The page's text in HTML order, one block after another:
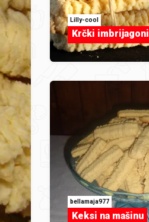
Lilly-cool
Krčki imbrijagoni
bellamaja977
Keksi na mašinu